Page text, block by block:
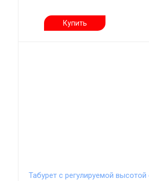
Купить
Табурет с регулируемой